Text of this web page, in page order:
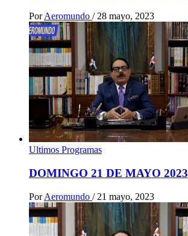
Por Aeromundo / 28 mayo, 2023
Ultimos Programas
DOMINGO 21 DE MAYO 2023
Por Aeromundo / 21 mayo, 2023